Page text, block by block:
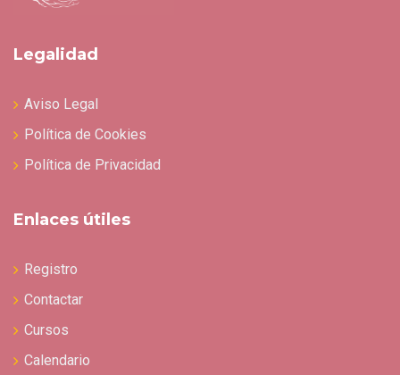
Legalidad
Aviso Legal
Política de Cookies
Política de Privacidad
Enlaces útiles
Registro
Contactar
Cursos
Calendario